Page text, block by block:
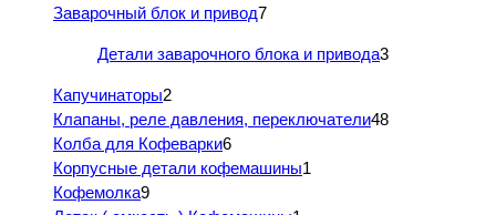
Заварочный блок и привод7
Детали заварочного блока и привода3
Капучинаторы2
Клапаны, реле давления, переключатели48
Колба для Кофеварки6
Корпусные детали кофемашины1
Кофемолка9